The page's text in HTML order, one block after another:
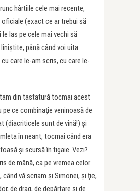
hârtiile cele mai recente,
(exact ce ar trebui să
las pe cele mai vechi să
până când voi uita
care le-am scris, cu care le-
din tastatură tocmai acest
ce combinaţie veninoasă de
(diacriticele sunt de vină!) şi
în neant, tocmai când era
şi scursă în tigaie. Vezi?
de mână, ca pe vremea celor
vă scriam şi Simonei, şi ţie,
de drag, de depărtare şi de